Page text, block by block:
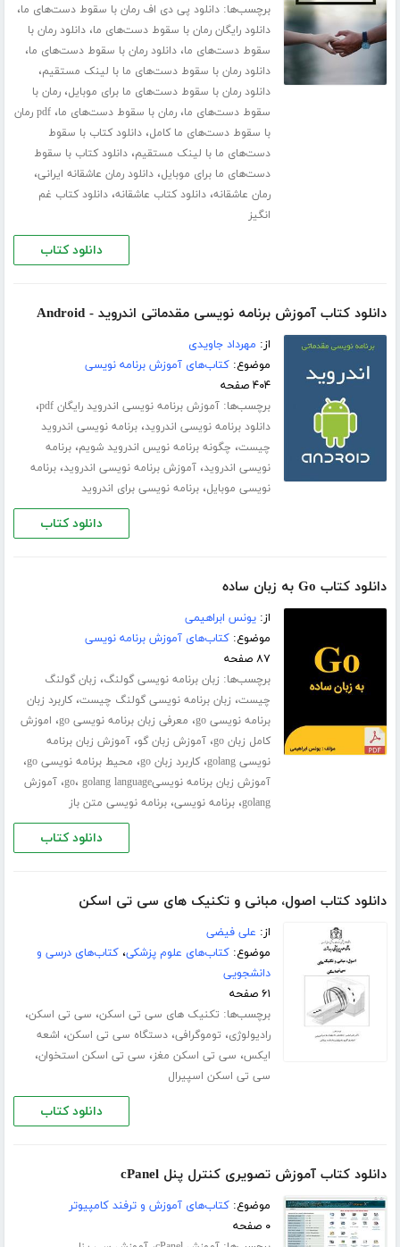
برچسب‌ها:دانلود پی دی اف رمان با سقوط دست‌های ما،
دانلود رایگان رمان با سقوط دست‌های ما،دانلود رمان با
سقوط دست‌های ما،دانلود رمان با سقوط دست‌های ما،
دانلود رمان با سقوط دست‌های ما با لینک مستقیم،
دانلود رمان با سقوط دست‌های ما برای موبایل،رمان با
سقوط دست‌های ما،رمان با سقوط دست‌های ما،
pdf رمان
با سقوط دست‌های ما کامل،دانلود کتاب با سقوط
دست‌های ما با لینک مستقیم،دانلود کتاب با سقوط
دست‌های ما برای موبایل،دانلود رمان عاشقانه ایرانی،
رمان عاشقانه،دانلود کتاب عاشقانه،دانلود کتاب غم
انگیز
دانلود کتاب
دانلود کتاب آموزش برنامه نویسی مقدماتی اندروید - Android
از: مهرداد جاویدی
موضوع:کتاب‌های آموزش برنامه نویسی
۴۰۴ صفحه
برچسب‌ها:آموزش برنامه نویسی اندروید رایگان pdf ،
دانلود برنامه نویسی اندروید،برنامه نویسی اندروید
چیست، چگونه برنامه نویس اندروید شویم،برنامه
نویسی اندروید،آموزش برنامه نویسی اندروید،برنامه
نویسی موبایل،برنامه نویسی برای اندروید
دانلود کتاب
دانلود کتاب Go به زبان ساده
از:یونس ابراهیمی
موضوع:کتاب‌های آموزش برنامه نویسی
۸۷ صفحه
برچسب‌ها: زبان برنامه نویسی گولنگ، زبان گولنگ
چیست، زبان برنامه نویسی گولنگ چیست،کاربرد زبان
برنامه نویسی go
، معرفی زبان برنامه نویسی go ، اموزش
کامل زبان go
،آموزش زبان گو،آموزش زبان برنامه
نویسی golang
،کاربرد زبان go ، محیط برنامه نویسی go ،
آموزش زبان برنامه نویسیgo ، golang language ،آموزش
golang،برنامه نویسی،برنامه نویسی متن باز
دانلود کتاب
دانلود کتاب اصول، مبانی و تکنیک های سی تی اسکن
از: علی فیضی
موضوع:کتاب‌های علوم پزشکی،کتاب‌های درسی و
دانشجویی
۶۱ صفحه
برچسب‌ها: تکنیک های سی تی اسکن، سی تی اسکن،
رادیولوژی، توموگرافی،دستگاه سی تی اسکن، اشعه
ایکس، سی تی اسکن مغز، سی تی اسکن استخوان،
سی تی اسکن اسپیرال
دانلود کتاب
دانلود کتاب آموزش تصویری کنترل پنل cPanel
موضوع:کتاب‌های آموزش و ترفند کامپیوتر
۰ صفحه